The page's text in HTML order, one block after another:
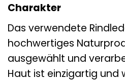
Charakter
Das verwendete
hochwertiges
ausgewählt und
Haut ist einzigartig und